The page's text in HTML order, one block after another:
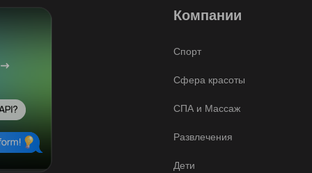
Компании
Спорт
Сфера красоты
СПА и Массаж
Развлечения
Дети